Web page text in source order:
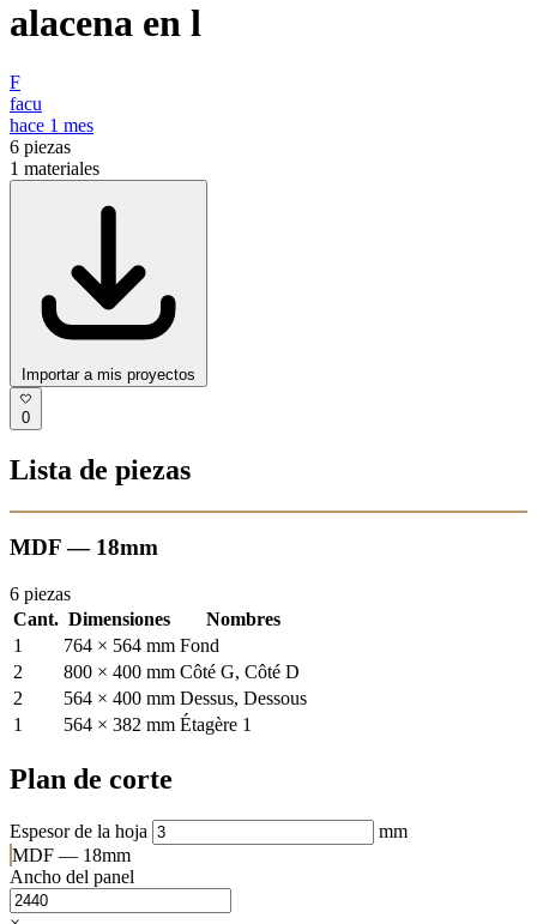
alacena en l
F
facu
hace 1 mes
6 piezas
1 materiales
Importar a mis proyectos
0
Lista de piezas
MDF — 18mm
6 piezas
Cant. Dimensiones
Nombres
1
764 × 564 mm Fond
2
800 × 400 mm Côté G, Côté D
2
564 × 400 mm Dessus, Dessous
1
564 × 382 mm Étagère 1
Plan de corte
Espesor de la hoja
mm
MDF — 18mm
Ancho del panel